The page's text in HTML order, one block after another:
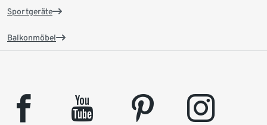
Sportgeräte
Balkonmöbel
facebook youtube pinterest instagram